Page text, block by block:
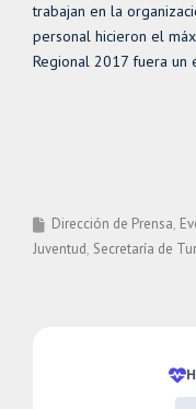
trabajan en la
personal hicieron el
Regional 2017 fuera un
Dirección de Prensa
Juventud Secretaría de